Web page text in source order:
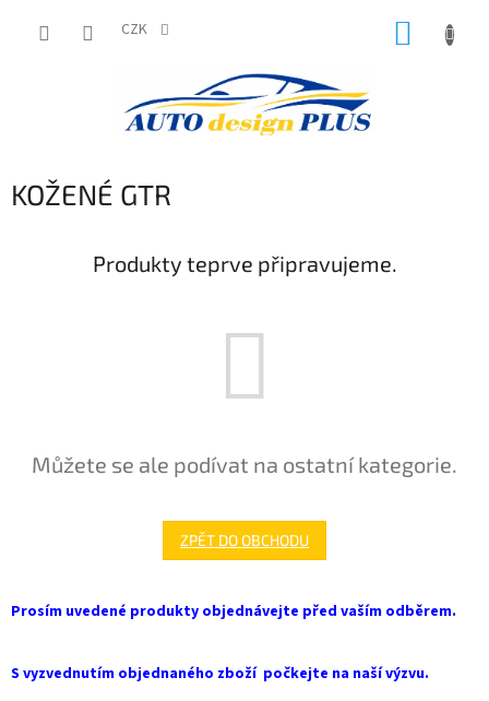
CZK
KOŽENÉ GTR
Produkty teprve připravujeme.
Můžete se ale podívat na ostatní kategorie.
ZPĚT DO OBCHODU
Prosím uvedené produkty objednávejte před vaším odběrem.
S vyzvednutím objednaného zboží počkejte na naší výzvu.